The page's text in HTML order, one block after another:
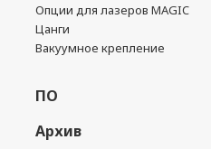
Опции для лазеров MAGIC
Цанги
Вакуумное крепление
ПО
Архив